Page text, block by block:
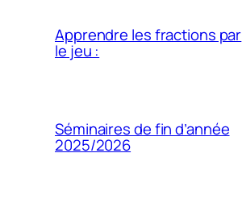
Apprendre les fractions par
le jeu :
Séminaires de fin d’année
2025/2026